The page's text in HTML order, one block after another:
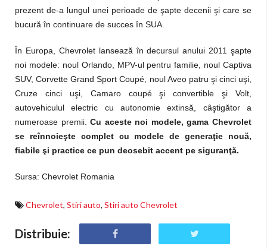
prezent de-a lungul unei perioade de şapte decenii şi care se
bucură în continuare de succes în SUA.
În Europa, Chevrolet lansează în decursul anului 2011 şapte
noi modele: noul Orlando, MPV-ul pentru familie, noul Captiva
SUV, Corvette Grand Sport Coupé, noul Aveo patru şi cinci uşi,
Cruze cinci uşi, Camaro coupé şi convertible şi Volt,
autovehiculul electric cu autonomie extinsă, câştigător a
numeroase premii. Cu aceste noi modele, gama Chevrolet
se reînnoieşte complet cu modele de generaţie nouă,
fiabile şi practice ce pun deosebit accent pe siguranţă.
Sursa: Chevrolet Romania
Chevrolet, Stiri auto, Stiri auto Chevrolet
Distribuie: